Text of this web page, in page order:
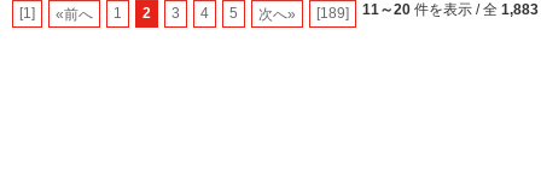
[1] «前へ 1 2 3 4 5 次へ» [189] 11～20 件を表示 / 全 1,883